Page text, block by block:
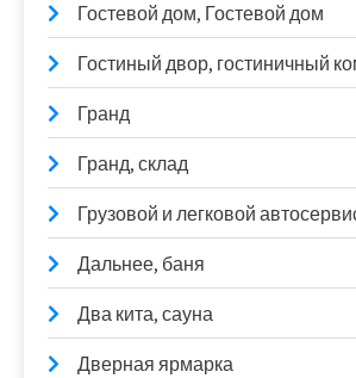
Гостевой дом, Гостевой дом
Гостиный двор, гостиничный
Гранд
Гранд, склад
Грузовой и легковой
Дальнее, баня
Два кита, сауна
Дверная ярмарка